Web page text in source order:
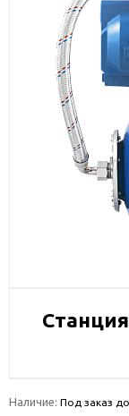
Наличие: Под заказ